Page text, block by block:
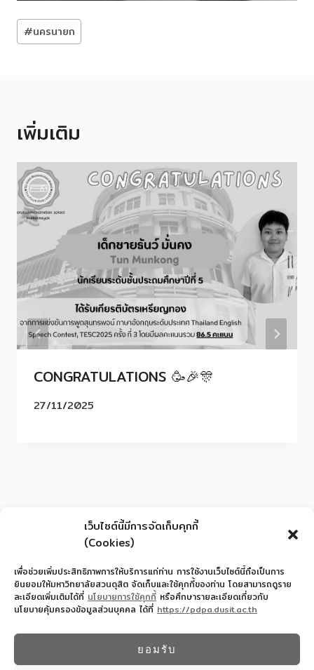
เว็บไซต์นี้มีการจัดเก็บคุกกี้
(Cookies)
เพื่อช่วยเพิ่มประสิทธิภาพการให้บริการแก่ท่าน การใช้งานเว็บไซต์นี้ถือเป็นการ
ยินยอมให้มหาวิทยาลัยสวนดุสิต จัดเก็บและใช้คุกกี้ของท่าน โดยสามารถดูราย
ละเอียดเพิ่มเติมได้ที่ นโยบายการใช้คุกกี้ หรือศึกษารายละเอียดเกี่ยวกับ
นโยบายคุ้มครองข้อมูลส่วนบุคคล ได้ที่ https://pdpa.dusit.ac.th
ยอมรับ
Post
Tags:
#นครนายก
เพิ่มเติม
CONGRATULATIONS 🥳🎉🎊
27/11/2025
022445587
© 2026 โรงเรียนสาธิตละอออุทิศ - WordPress